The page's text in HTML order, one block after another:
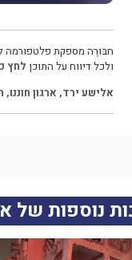
חבּוּרֶה מספקת פלטפורמה
ולכל דיווח על התוכן לחץ
אלישע ירד, ארגון חוננו,
נוספות של